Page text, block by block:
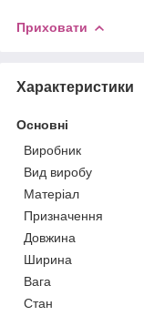
Приховати
Характеристики
Основні
Виробник
Вид виробу
Матеріал
Призначення
Довжина
Ширина
Вага
Стан